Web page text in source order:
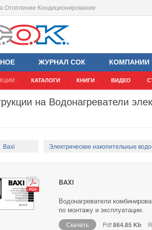
Отопление Кондиционирование
ЖУРНАЛ СОК КОМПАНИИ
КАТАЛОГИ КНИГИ ВИДЕО
на Водонагреватели
Baxi Электрические накопительные
BAXI
Водонагреватели
по монтажу и эксплуатации.
Скачать Pdf864.85 Kb